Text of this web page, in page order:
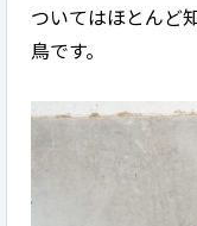
ついてはほとんど
鳥です。